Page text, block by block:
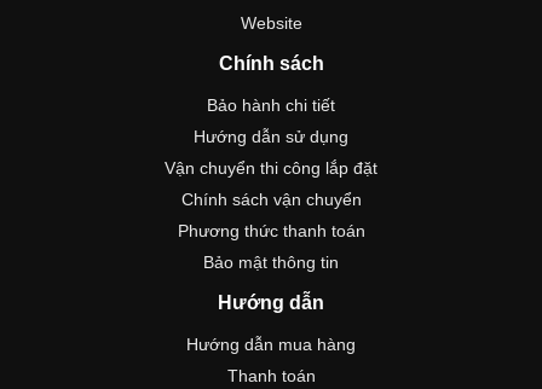
Website
Chính sách
Bảo hành chi tiết
Hướng dẫn sử dụng
Vận chuyển thi công lắp đặt
Chính sách vận chuyển
Phương thức thanh toán
Bảo mật thông tin
Hướng dẫn
Hướng dẫn mua hàng
Thanh toán